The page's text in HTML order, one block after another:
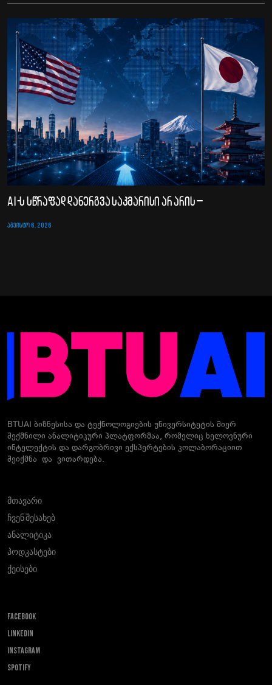
AI-ს სწრაფად დანერგვა საკმარისი არ არის –
ᲐᲒᲕᲘᲡᲢᲝ 6, 2026
BTUAI ბიზნესისა და ტექნოლოგიების უნივერსიტეტის მიერ
შექმნილი ანალიტიკური პლატფორმაა, რომელიც ხელოვნური
ინტელექტის და დარგობრივი ექსპერტების კოლაბორაციით
შეიქმნა და ვითარდება.
მთავარი
ჩვენ შესახებ
ანალიტიკა
პოდკასტები
ქეისები
FACEBOOK
LINKEDIN
INSTAGRAM
SPOTIFY